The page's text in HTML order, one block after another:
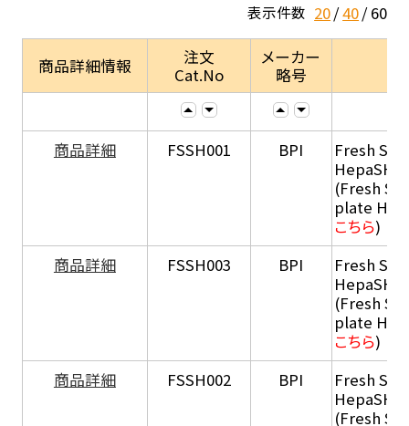
表示件数 20 40 60
商品詳細情報
注文
Cat.No
メーカー
略号
商品詳細 FSSH001 BPI
Fresh
HepaSH®
(Fresh
plate
こちら)
商品詳細
FSSH003 BPI
Fresh
HepaSH®
(Fresh
plate
こちら)
商品詳細
FSSH002 BPI
Fresh
HepaSH®
(Fresh